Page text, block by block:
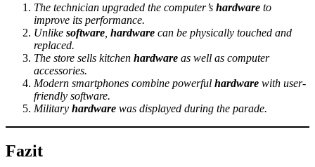
The technician upgraded the computer’s hardware to
improve its performance.
Unlike software hardware can be physically touched and
replaced.
The store sells kitchen hardware as well as computer
accessories.
Modern smartphones combine powerful hardware with user-
friendly software.
Military hardware was displayed during the parade.
Fazit